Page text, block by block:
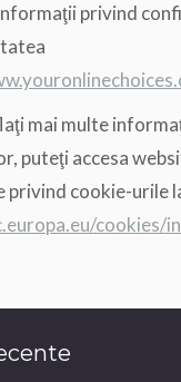
privind
mai multe
puteţi accesa
privind cookie-urile
cookies/